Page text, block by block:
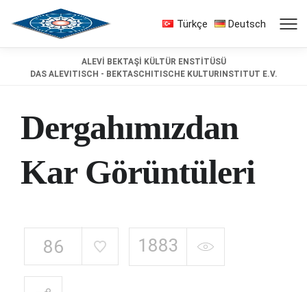
Türkçe Deutsch
ALEVİ BEKTAŞİ KÜLTÜR ENSTİTÜSÜ
DAS ALEVITISCH - BEKTASCHITISCHE KULTURINSTITUT E.V.
Dergahımızdan
Kar Görüntüleri
86 1883